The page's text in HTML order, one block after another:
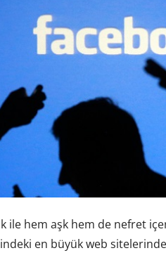
ile hem aşk hem de nefret
en büyük web